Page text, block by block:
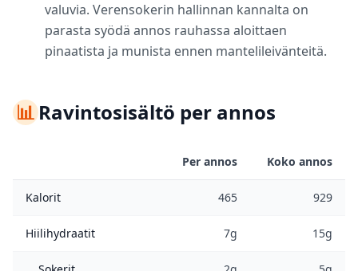
valuvia. Verensokerin hallinnan kannalta on
parasta syödä annos rauhassa aloittaen
pinaatista ja munista ennen mantelileivänteitä.
📊Ravintosisältö per annos
Per annos Koko annos
Kalorit 465 929
Hiilihydraatit 7g 15g